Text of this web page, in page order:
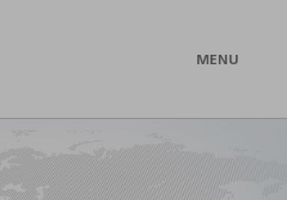
MENU